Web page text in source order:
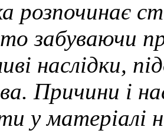
розпочинає
забуваючи
наслідки,
Причини і
у матеріалі